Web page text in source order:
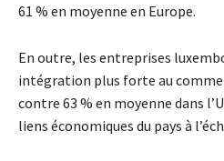
61 % en moyenne en Europe.
En outre, les entreprises
intégration plus forte au
contre 63 % en moyenne dans
liens économiques du pays à